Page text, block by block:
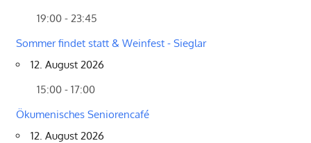
19:00 - 23:45
Sommer findet statt & Weinfest - Sieglar
12. August 2026
15:00 - 17:00
Ökumenisches Seniorencafé
12. August 2026